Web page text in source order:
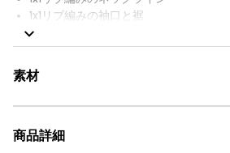
1x1リブ編みの袖口と裾
背面に同系色のAIGLEバードロゴパッチ
AIGLE FOR TOMORROW（再生素材や
持つ商品）
素材
AIGLE for tomorrow
商品詳細